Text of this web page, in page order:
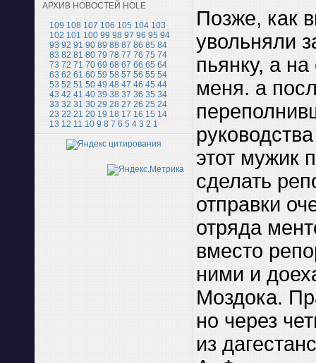
АРХИВ НОВОСТЕЙ HOLE
109 108 107 106 105 104 103
102 101 100 99 98 97 96 95 94
93 92 91 90 89 88 87 86 85 84
83 82 81 80 79 78 77 76 75 74
73 72 71 70 69 68 67 66 65 64
63 62 61 60 59 58 57 56 55 54
53 52 51 50 49 48 47 46 45 44
43 42 41 40 39 38 37 36 35 34
33 32 31 30 29 28 27 26 25 24
23 22 21 20 19 18 17 16 15 14
13 12 11 10 9 8 7 6 5 4 3 2 1
Позже, как
увольняли
пьянку, а
меня. а
этот мужик
сделать
отправки
отряда
вместо
ними и
Моздока.
но через
из